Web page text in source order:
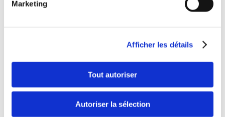
Marketing
Afficher les détails
Tout autoriser
Autoriser la sélection
augmenter vos ventes.
Pour en savoir plus sur nos solutions, rendez-vous sur
votre projet.